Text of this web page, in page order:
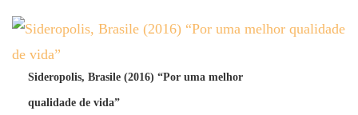
Sideropolis, Brasile (2016) “Por uma melhor
qualidade de vida”